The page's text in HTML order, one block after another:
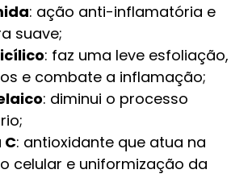
: ação anti-inflamatória e
suave;
: faz uma leve esfoliação,
e combate a inflamação;
: diminui o processo
: antioxidante que atua na
celular e uniformização da